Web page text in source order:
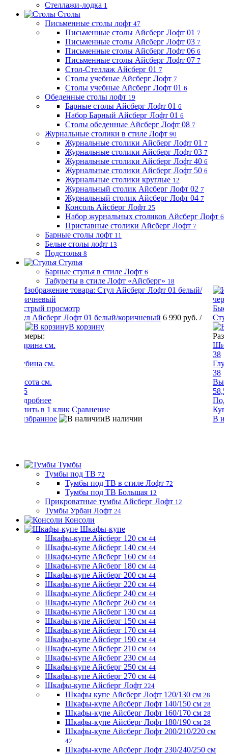
Стеллажи-лодка 1
Столы
Письменные столы лофт 47
Письменные столы Айсберг Лофт 01 7
Письменные столы Айсберг Лофт 03 7
Письменные столы Айсберг Лофт 06 6
Письменные столы Айсберг Лофт 07 7
Стол-Стеллаж Айсберг 01 7
Столы учебные Айсберг Лофт 7
Столы учебные Айсберг Лофт 01 6
Обеденные столы лофт 19
Барные столы Айсберг Лофт 01 6
Набор Барный Айсберг Лофт 01 6
Столы обеденные Айсберг Лофт 08 7
Журнальные столики в стиле Лофт 90
Журнальные столики Айсберг Лофт 01 7
Журнальные столики Айсберг Лофт 03 7
Журнальные столики Айсберг Лофт 40 6
Журнальные столики Айсберг Лофт 50 6
Журнальные столики круглые 12
Журнальный столик Айсберг Лофт 02 7
Журнальный столик Айсберг Лофт 04 7
Консоль Айсберг Лофт 25
Набор журнальных столиков Айсберг Лофт 6
Приставные столики Айсберг Лофт 7
Барные столы лофт 11
Белые столы лофт 13
Подстолья 8
Стулья
Барные стулья в стиле Лофт 6
Табуреты в стиле Лофт «Айсберг» 18
Быстрый просмотр
Стул Айсберг Лофт 01 белый/черный 6 990 руб./ шт
В корзину
Размеры:
Ширина см.
Глубина см.
Высота см.
58,5
Подробнее
Купить в 1 клик Сравнение
В избранное
В наличии
Тумбы
Тумбы под ТВ 72
Тумбы под ТВ в стиле Лофт 72
Тумбы под ТВ Большая 12
Прикроватные тумбы Айсберг Лофт 12
Тумбы Урбан Лофт 24
Консоли
Шкафы-купе
Шкафы-купе Айсберг 120 см 44
Шкафы-купе Айсберг 140 см 44
Шкафы-купе Айсберг 160 см 44
Шкафы-купе Айсберг 180 см 44
Шкафы-купе Айсберг 200 см 44
Шкафы-купе Айсберг 220 см 44
Шкафы-купе Айсберг 240 см 44
Шкафы-купе Айсберг 260 см 44
Шкафы-купе Айсберг 130 см 44
Шкафы-купе Айсберг 150 см 44
Шкафы-купе Айсберг 170 см 44
Шкафы-купе Айсберг 190 см 44
Шкафы-купе Айсберг 210 см 44
Шкафы-купе Айсберг 230 см 44
Шкафы-купе Айсберг 250 см 44
Шкафы-купе Айсберг 270 см 44
Шкафы-купе Айсберг Лофт 224
Шкафы купе Айсберг Лофт 120/130 см 28
Шкафы-купе Айсберг Лофт 140/150 см 28
Шкафы-купе Айсберг Лофт 160/170 см 28
Шкафы-купе Айсберг Лофт 180/190 см 28
Шкафы-купе Айсберг Лофт 200/210/220 см
42
Шкафы-купе Айсберг Лофт 230/240/250 см